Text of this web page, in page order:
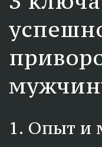
1. Опыт и